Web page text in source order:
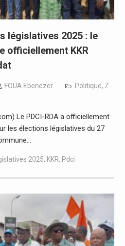
législatives 2025 : le
officiellement KKR
FOUA Ebenezer Politique, Z-
Le PDCI-RDA a officiellement
les élections législatives du 27
2025, KKR, Pdci